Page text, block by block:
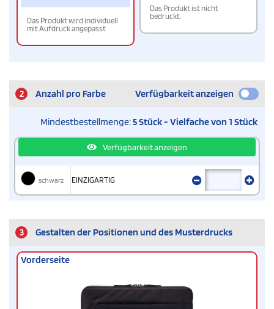
Das Produkt wird individuell
mit Aufdruck angepasst
Das Produkt ist nicht
bedruckt.
2 Anzahl pro Farbe Verfügbarkeit anzeigen
Mindestbestellmenge:5 Stück - Vielfache von 1 Stück
Verfügbarkeit anzeigen
schwarz EINZIGARTIG
3 Gestalten der Positionen und des Musterdrucks
Vorderseite